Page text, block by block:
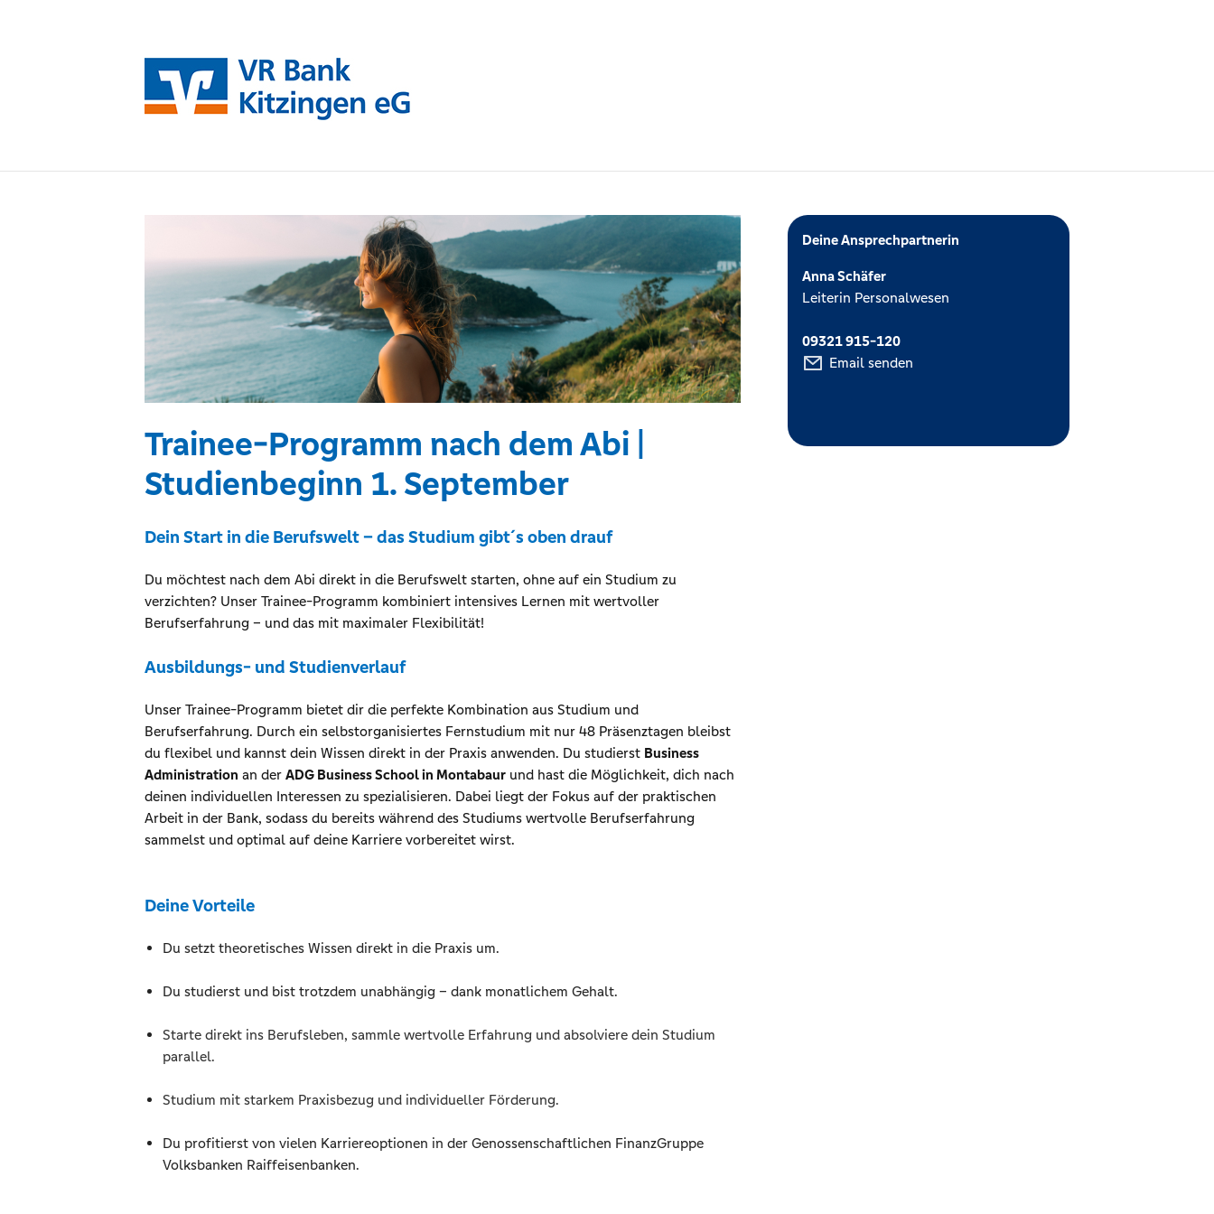
Deine Ansprechpartnerin
Anna Schäfer
Leiterin Personalwesen
09321 915-120
Email senden
Trainee-Programm nach dem Abi |
Studienbeginn 1. September
Dein Start in die Berufswelt – das Studium gibt´s oben drauf
Du möchtest nach dem Abi direkt in die Berufswelt starten, ohne auf ein Studium zu
verzichten? Unser Trainee-Programm kombiniert intensives Lernen mit wertvoller
Berufserfahrung – und das mit maximaler Flexibilität!
Ausbildungs- und Studienverlauf
Unser Trainee-Programm bietet dir die perfekte Kombination aus Studium und
Berufserfahrung. Durch ein selbstorganisiertes Fernstudium mit nur 48 Präsenztagen bleibst
du flexibel und kannst dein Wissen direkt in der Praxis anwenden. Du studierst Business
Administration an der ADG Business School in Montabaur und hast die Möglichkeit, dich nach
deinen individuellen Interessen zu spezialisieren. Dabei liegt der Fokus auf der praktischen
Arbeit in der Bank, sodass du bereits während des Studiums wertvolle Berufserfahrung
sammelst und optimal auf deine Karriere vorbereitet wirst.
Deine Vorteile
Du setzt theoretisches Wissen direkt in die Praxis um.
Du studierst und bist trotzdem unabhängig – dank monatlichem Gehalt.
Starte direkt ins Berufsleben, sammle wertvolle Erfahrung und absolviere dein Studium
parallel.
Studium mit starkem Praxisbezug und individueller Förderung.
Du profitierst von vielen Karriereoptionen in der Genossenschaftlichen FinanzGruppe
Volksbanken Raiffeisenbanken.